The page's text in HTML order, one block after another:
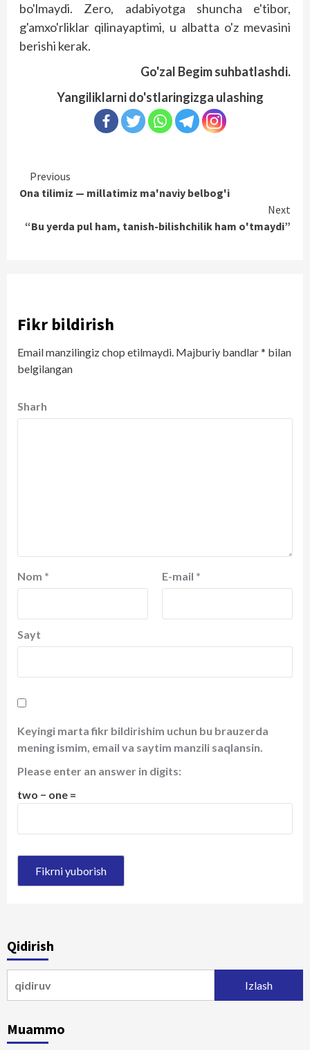
bo'lmaydi. Zero, adabiyotga shuncha e'tibor,
g'amxo'rliklar qilinayaptimi, u albatta o'z mevasini
berishi kerak.
Go'zal Begim suhbatlashdi.
Yangiliklarni do'stlaringizga ulashing
Continue
Reading
Previous
Ona tilimiz — millatimiz ma'naviy belbog'i
Next
“Bu yerda pul ham, tanish-bilishchilik ham o'tmaydi”
Fikr bildirish
Email manzilingiz chop etilmaydi. Majburiy bandlar* bilan
belgilangan
Sharh
Nom * E-mail *
Sayt
Keyingi marta fikr bildirishim uchun bu brauzerda
mening ismim, email va saytim manzili saqlansin.
Please enter an answer in digits:
two − one =
Qidirish
Muammo